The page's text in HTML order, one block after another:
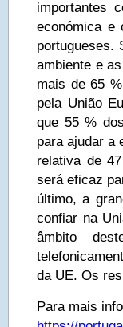
importantes
económica e
portugueses.
ambiente e
mais de 65
pela União
que 55 %
para ajudar a
relativa de
será eficaz
último, a
confiar na
âmbito
da UE. Os
Para mais